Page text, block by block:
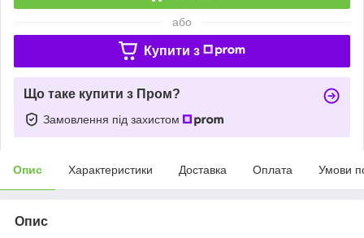
або
Купити з
Що таке купити з Пром?
Замовлення під захистом
Опис Характеристики Доставка Оплата Умови
Опис